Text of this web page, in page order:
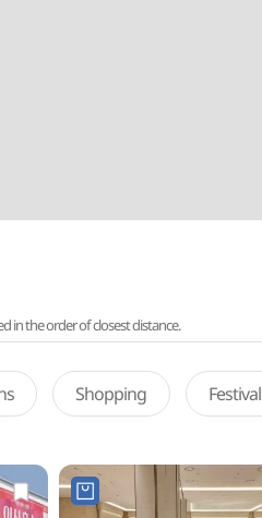
in the order of closest distance.
Shopping